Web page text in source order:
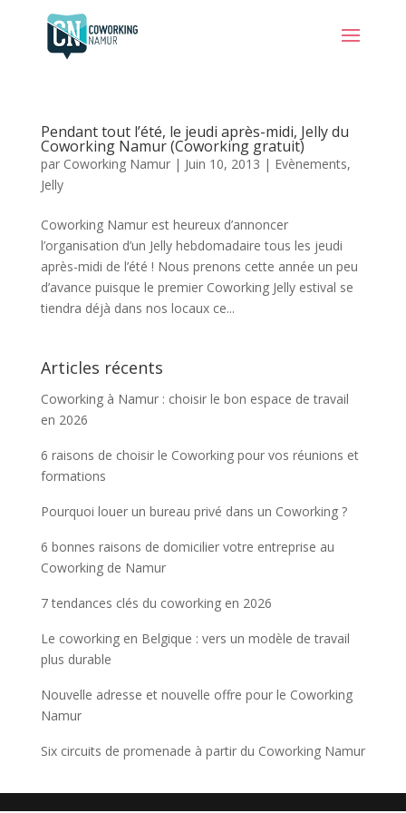
Pendant tout l’été, le jeudi après-midi, Jelly du
Coworking Namur (Coworking gratuit)
par Coworking Namur| Juin 10, 2013 | Evènements,
Jelly
Coworking Namur est heureux d’annoncer
l’organisation d’un Jelly hebdomadaire tous les jeudi
après-midi de l’été ! Nous prenons cette année un peu
d’avance puisque le premier Coworking Jelly estival se
tiendra déjà dans nos locaux ce...
Articles récents
Coworking à Namur : choisir le bon espace de travail
en 2026
6 raisons de choisir le Coworking pour vos réunions et
formations
Pourquoi louer un bureau privé dans un Coworking ?
6 bonnes raisons de domicilier votre entreprise au
Coworking de Namur
7 tendances clés du coworking en 2026
Le coworking en Belgique : vers un modèle de travail
plus durable
Nouvelle adresse et nouvelle offre pour le Coworking
Namur
Six circuits de promenade à partir du Coworking Namur